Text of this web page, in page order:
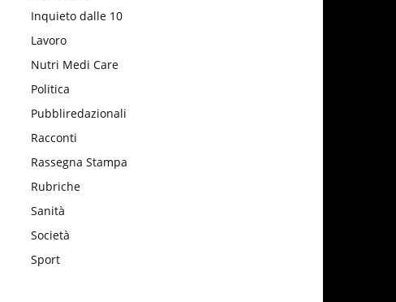
Inquieto dalle 10
Lavoro
Nutri Medi Care
Politica
Pubbliredazionali
Racconti
Rassegna Stampa
Rubriche
Sanità
Società
Sport